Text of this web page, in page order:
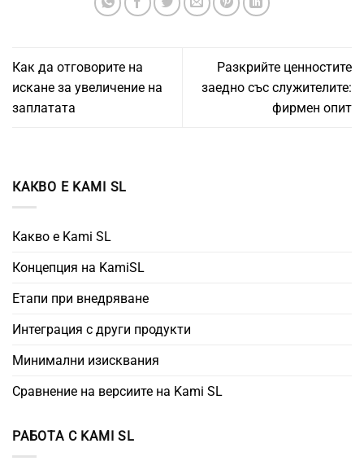
Как да отговорите на
искане за увеличение на
заплатата
Разкрийте ценностите
заедно със служителите:
фирмен опит
КАКВО Е KAMI SL
Какво е Kami SL
Концепция на KamiSL
Етапи при внедряване
Интеграция с други продукти
Минимални изисквания
Сравнение на версиите на Kami SL
РАБОТА С KAMI SL